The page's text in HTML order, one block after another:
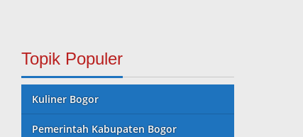
Topik Populer
Kuliner Bogor
Pemerintah Kabupaten Bogor